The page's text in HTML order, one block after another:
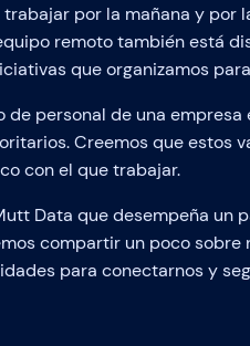
por la mañana y por
remoto también está
que organizamos
personal de una
Creemos que estos
con el que trabajar.
Data que desempeña un
compartir un poco
para conectarnos y